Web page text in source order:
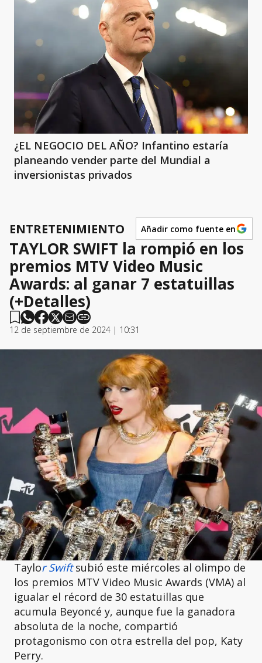
¿EL NEGOCIO DEL AÑO? Infantino estaría
planeando vender parte del Mundial a
inversionistas privados
ENTRETENIMIENTO Añadir como fuente en
TAYLOR SWIFT la rompió en los
premios MTV Video Music
Awards: al ganar 7 estatuillas
(+Detalles)
12 de septiembre de 2024 | 10:31
Taylor Swiftsubió este miércoles al olimpo de
los premios MTV Video Music Awards (VMA) al
igualar el récord de 30 estatuillas que
acumula Beyoncé y, aunque fue la ganadora
absoluta de la noche, compartió
protagonismo con otra estrella del pop, Katy
Perry.